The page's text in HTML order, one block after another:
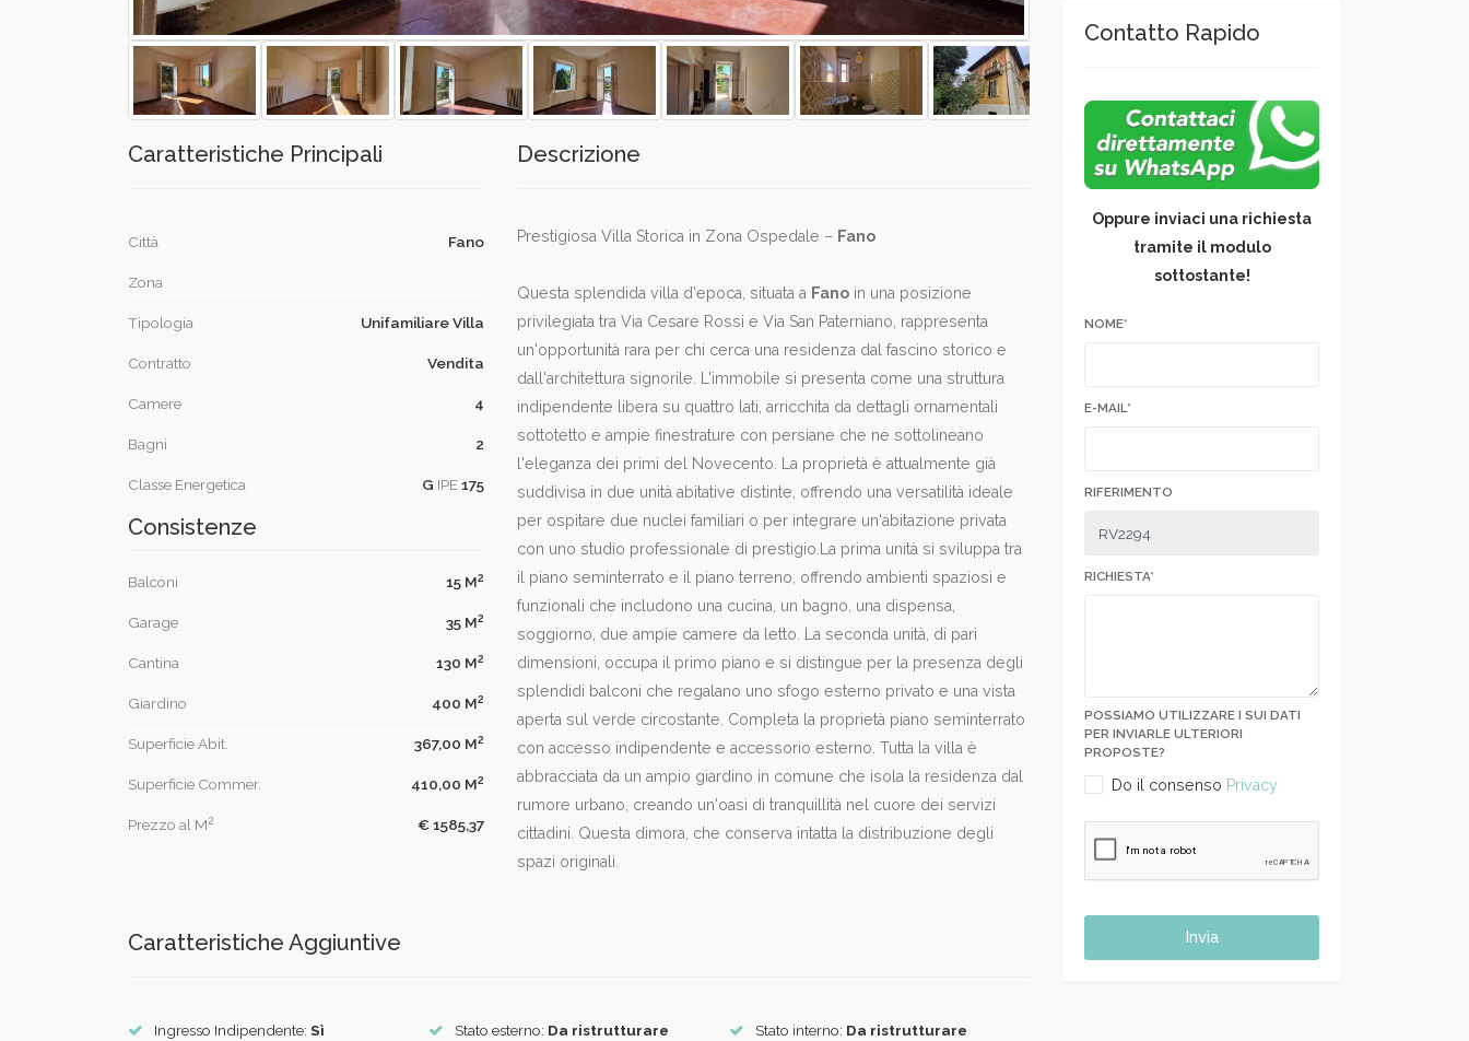
Caratteristiche Principali
Città Fano
Zona
Tipologia Unifamiliare Villa
Contratto Vendita
Camere 4
Bagni 2
Classe Energetica G IPE175
Consistenze
Balconi 15 M2
Garage 35 M2
Cantina 130 M2
Giardino 400 M2
Superficie Abit. 367,00 M2
Superficie Commer. 410,00 M2
Prezzo al M2 € 1585,37
Descrizione
Prestigiosa Villa Storica in Zona Ospedale – Fano
Questa splendida villa d'epoca, situata a Fano in una posizione
privilegiata tra Via Cesare Rossi e Via San Paterniano, rappresenta
un'opportunità rara per chi cerca una residenza dal fascino storico e
dall'architettura signorile. L'immobile si presenta come una struttura
indipendente libera su quattro lati, arricchita da dettagli ornamentali
sottotetto e ampie finestrature con persiane che ne sottolineano
l'eleganza dei primi del Novecento. La proprietà è attualmente già
suddivisa in due unità abitative distinte, offrendo una versatilità ideale
per ospitare due nuclei familiari o per integrare un'abitazione privata
con uno studio professionale di prestigio.La prima unità si sviluppa tra
il piano seminterrato e il piano terreno, offrendo ambienti spaziosi e
funzionali che includono una cucina, un bagno, una dispensa,
soggiorno, due ampie camere da letto. La seconda unità, di pari
dimensioni, occupa il primo piano e si distingue per la presenza degli
splendidi balconi che regalano uno sfogo esterno privato e una vista
aperta sul verde circostante. Completa la proprietà piano seminterrato
con accesso indipendente e accessorio esterno. Tutta la villa è
abbracciata da un ampio giardino in comune che isola la residenza dal
rumore urbano, creando un'oasi di tranquillità nel cuore dei servizi
cittadini. Questa dimora, che conserva intatta la distribuzione degli
spazi originali.
Caratteristiche Aggiuntive
Ingresso Indipendente: Sì Stato esterno: Da ristrutturare Stato interno: Da ristrutturare
Contatto Rapido
Oppure inviaci una richiesta
tramite il modulo
sottostante!
NOME*
E-MAIL*
RIFERIMENTO
RICHIESTA*
POSSIAMO UTILIZZARE I SUI DATI
PER INVIARLE ULTERIORI
PROPOSTE?
Do il consenso Privacy
Invia